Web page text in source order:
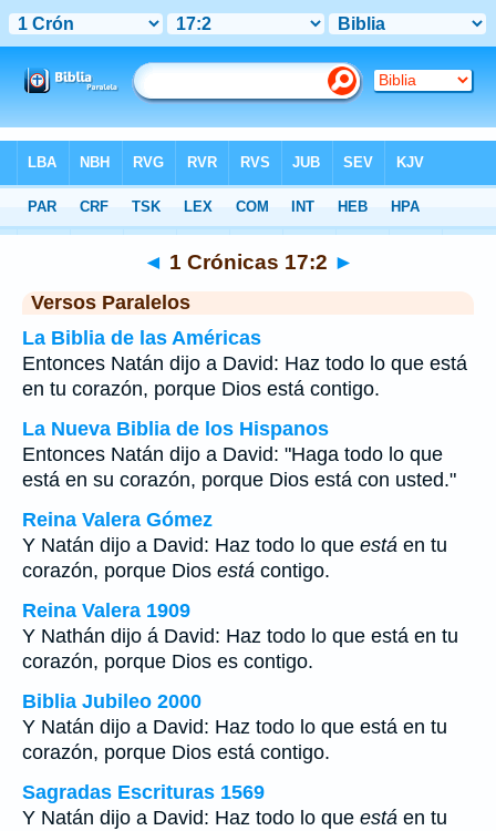
>1 Crónicas Capítulo 17 > Verso 2
◄ 1 Crónicas 17:2 ►
Versos Paralelos
La Biblia de las Américas
Entonces Natán dijo a David: Haz todo lo que está
en tu corazón, porque Dios está contigo.
La Nueva Biblia de los Hispanos
Entonces Natán dijo a David: "Haga todo lo que
está en su corazón, porque Dios está con usted."
Reina Valera Gómez
Y Natán dijo a David: Haz todo lo que está en tu
corazón, porque Dios está contigo.
Reina Valera 1909
Y Nathán dijo á David: Haz todo lo que está en tu
corazón, porque Dios es contigo.
Biblia Jubileo 2000
Y Natán dijo a David: Haz todo lo que está en tu
corazón, porque Dios está contigo.
Sagradas Escrituras 1569
Y Natán dijo a David: Haz todo lo que está en tu